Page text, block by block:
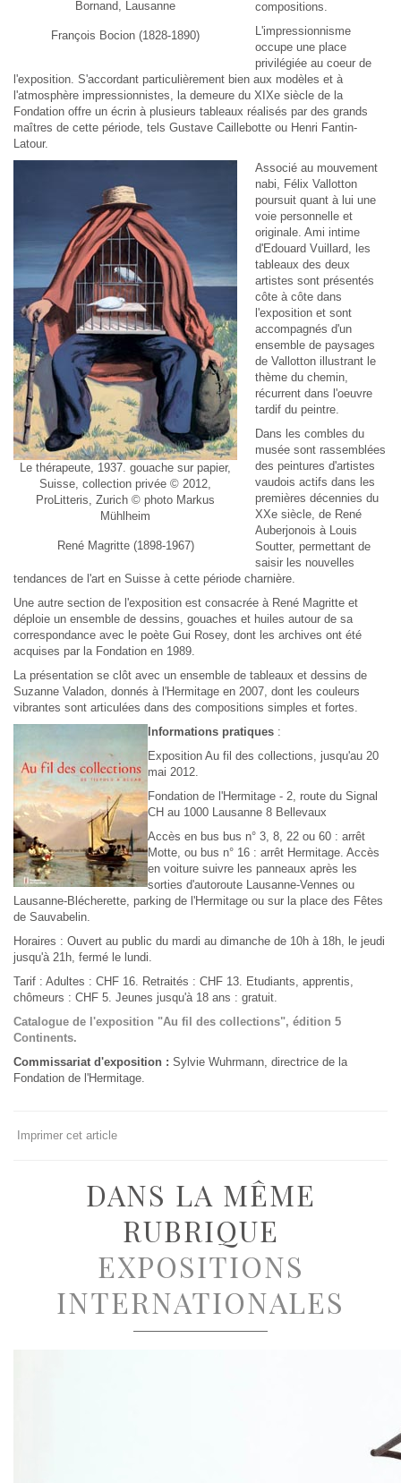
Bornand, Lausanne
François Bocion (1828-1890)
compositions.
L'impressionnisme
occupe une place
privilégiée au coeur de
l'exposition. S'accordant particulièrement bien aux modèles et à
l'atmosphère impressionnistes, la demeure du XIXe siècle de la
Fondation offre un écrin à plusieurs tableaux réalisés par des grands
maîtres de cette période, tels Gustave Caillebotte ou Henri Fantin-
Latour.
Le thérapeute, 1937. gouache sur papier,
Suisse, collection privée © 2012,
ProLitteris, Zurich © photo Markus
Mühlheim
René Magritte (1898-1967)
Associé au mouvement
nabi, Félix Vallotton
poursuit quant à lui une
voie personnelle et
originale. Ami intime
d'Edouard Vuillard, les
tableaux des deux
artistes sont présentés
côte à côte dans
l'exposition et sont
accompagnés d'un
ensemble de paysages
de Vallotton illustrant le
thème du chemin,
récurrent dans l'oeuvre
tardif du peintre.
Dans les combles du
musée sont rassemblées
des peintures d'artistes
vaudois actifs dans les
premières décennies du
XXe siècle, de René
Auberjonois à Louis
Soutter, permettant de
saisir les nouvelles
tendances de l'art en Suisse à cette période charnière.
Une autre section de l'exposition est consacrée à René Magritte et
déploie un ensemble de dessins, gouaches et huiles autour de sa
correspondance avec le poète Gui Rosey, dont les archives ont été
acquises par la Fondation en 1989.
La présentation se clôt avec un ensemble de tableaux et dessins de
Suzanne Valadon, donnés à l'Hermitage en 2007, dont les couleurs
vibrantes sont articulées dans des compositions simples et fortes.
Informations pratiques :
Exposition Au fil des collections, jusqu'au 20
mai 2012.
Fondation de l'Hermitage - 2, route du Signal
CH au 1000 Lausanne 8 Bellevaux
Accès en bus bus n° 3, 8, 22 ou 60 : arrêt
Motte, ou bus n° 16 : arrêt Hermitage. Accès
en voiture suivre les panneaux après les
sorties d'autoroute Lausanne-Vennes ou
Lausanne-Blécherette, parking de l'Hermitage ou sur la place des Fêtes
de Sauvabelin.
Horaires : Ouvert au public du mardi au dimanche de 10h à 18h, le jeudi
jusqu'à 21h, fermé le lundi.
Tarif : Adultes : CHF 16. Retraités : CHF 13. Etudiants, apprentis,
chômeurs : CHF 5. Jeunes jusqu'à 18 ans : gratuit.
Catalogue de l'exposition "Au fil des collections", édition 5
Continents.
Commissariat d'exposition : Sylvie Wuhrmann, directrice de la
Fondation de l'Hermitage.
Imprimer cet article
DANS LA MÊME
RUBRIQUE
EXPOSITIONS
INTERNATIONALES